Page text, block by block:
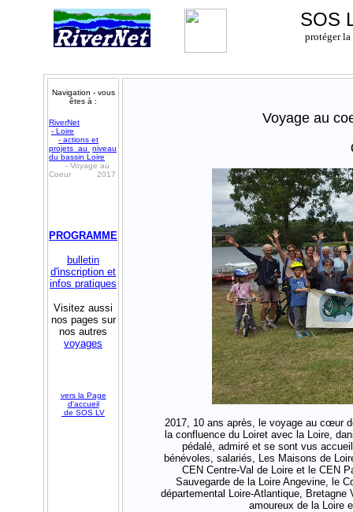
SOS
protéger
Navigation - vous
êtes à :
RiverNet
- Loire
- actions et
projets au
niveau
du bassin Loire
- Voyage au
Coeur 2017
PROGRAMME
bulletin
d'inscription et
infos pratiques
Visitez aussi
nos pages sur
nos autres
voyages
vers la Page
d'accueil
de SOS LV
Voyage au
2017, 10 ans après, le voyage au cœur
la confluence du Loiret avec la Loire,
pédalé, admiré et se sont vus
bénévoles, salariés, Les Maisons de
CEN Centre-Val de Loire et le CEN
Sauvegarde de la Loire Angevine, le
départemental Loire-Atlantique,
amoureux de la Loire